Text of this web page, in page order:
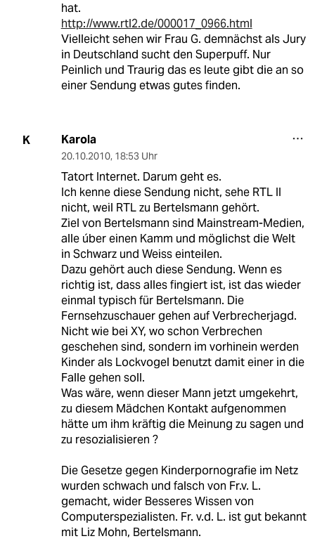
hat.
http://www.rtl2.de/000017_0966.html
Vielleicht sehen wir Frau G. demnächst als Jury
in Deutschland sucht den Superpuff. Nur
Peinlich und Traurig das es leute gibt die an so
einer Sendung etwas gutes finden.
K Karola
20.10.2010, 18:53 Uhr
Tatort Internet. Darum geht es.
Ich kenne diese Sendung nicht, sehe RTL II
nicht, weil RTL zu Bertelsmann gehört.
Ziel von Bertelsmann sind Mainstream-Medien,
alle úber einen Kamm und möglichst die Welt
in Schwarz und Weiss einteilen.
Dazu gehört auch diese Sendung. Wenn es
richtig ist, dass alles fingiert ist, ist das wieder
einmal typisch für Bertelsmann. Die
Fernsehzuschauer gehen auf Verbrecherjagd.
Nicht wie bei XY, wo schon Verbrechen
geschehen sind, sondern im vorhinein werden
Kinder als Lockvogel benutzt damit einer in die
Falle gehen soll.
Was wäre, wenn dieser Mann jetzt umgekehrt,
zu diesem Mädchen Kontakt aufgenommen
hätte um ihm kräftig die Meinung zu sagen und
zu resozialisieren ?
Die Gesetze gegen Kinderpornografie im Netz
wurden schwach und falsch von Fr.v. L.
gemacht, wider Besseres Wissen von
Computerspezialisten. Fr. v.d. L. ist gut bekannt
mit Liz Mohn, Bertelsmann.